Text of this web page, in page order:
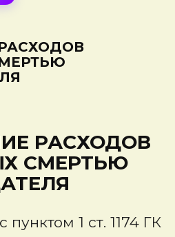
РАСХОДОВ
СМЕРТЬЮ
пунктом 1 ст. 1174 ГК